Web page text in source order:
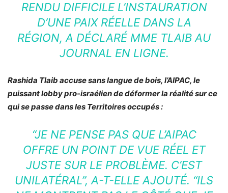
RENDU DIFFICILE L’INSTAURATION
D’UNE PAIX RÉELLE DANS LA
RÉGION, A DÉCLARÉ MME TLAIB AU
JOURNAL EN LIGNE.
Rashida Tlaib accuse sans langue de bois, l’AIPAC, le
puissant lobby pro-israélien de déformer la réalité sur ce
qui se passe dans les Territoires occupés :
“JE NE PENSE PAS QUE L’AIPAC
OFFRE UN POINT DE VUE RÉEL ET
JUSTE SUR LE PROBLÈME. C’EST
UNILATÉRAL”, A-T-ELLE AJOUTÉ. “ILS